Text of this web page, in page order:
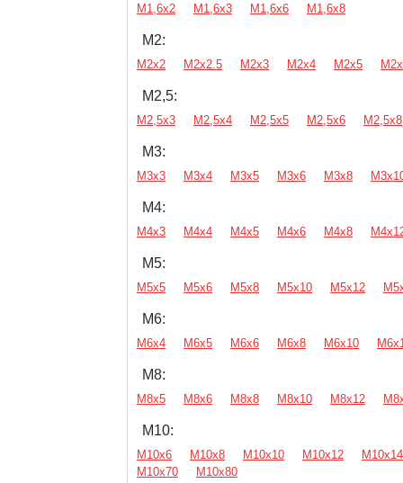
М1,6х2 М1,6х3 М1,6х6 М1,6х8
М2:
М2х2 М2х2.5 М2х3 М2х4 М2х5
М2,5:
М2,5х3 М2,5х4 М2,5х5 М2,5х6 М2,5х8
М3:
М3х3 М3х4 М3х5 М3х6 М3х8
М4:
М4х3 М4х4 М4х5 М4х6 М4х8
М5:
М5х5 М5х6 М5х8 М5х10 М5х12
М6:
М6х4 М6х5 М6х6 М6х8 М6х10
М8:
М8х5 М8х6 М8х8 М8х10 М8х12
М10:
М10х6 М10х8 М10х10 М10х12
М10х14
М10х70
М10х80